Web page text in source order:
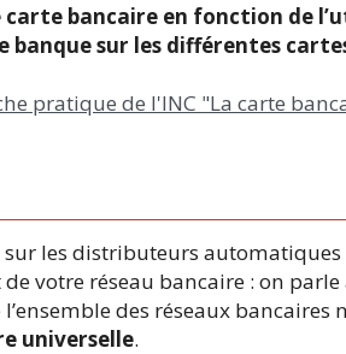
carte bancaire en fonction de
sur les différentes
pratique de l'INC "La carte
sur les distributeurs
votre réseau bancaire : on parle
des réseaux
universelle.